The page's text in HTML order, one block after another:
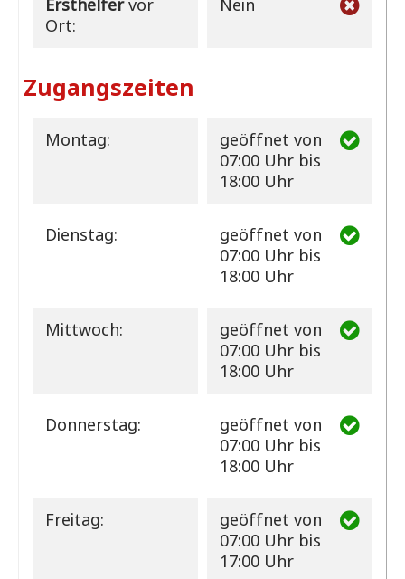
Ort:
Zugangszeiten
Montag: geöffnet von
07:00 Uhr bis
18:00 Uhr
Dienstag: geöffnet von
07:00 Uhr bis
18:00 Uhr
Mittwoch: geöffnet von
07:00 Uhr bis
18:00 Uhr
Donnerstag: geöffnet von
07:00 Uhr bis
18:00 Uhr
Freitag: geöffnet von
07:00 Uhr bis
17:00 Uhr